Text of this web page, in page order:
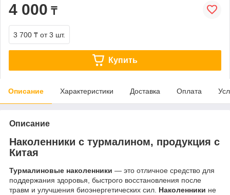
4 000 ₸
3 700 ₸ от 3 шт.
Купить
Описание Характеристики Доставка Оплата
Описание
Наколенники с турмалином, продукция с
Китая
Турмалиновые наколенники ― это отличное средство для
поддержания здоровья, быстрого восстановления после
травм и улучшения биоэнергетических сил. Наколенники не